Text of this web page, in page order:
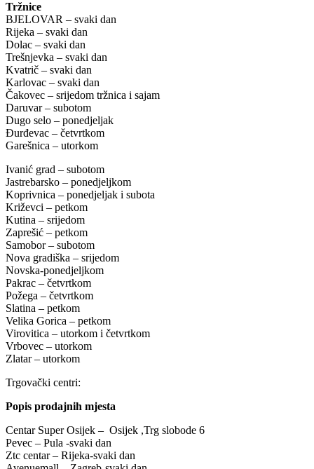
Tržnice
BJELOVAR – svaki dan
Rijeka – svaki dan
Dolac – svaki dan
Trešnjevka – svaki dan
Kvatrič – svaki dan
Karlovac – svaki dan
Čakovec – srijedom tržnica i sajam
Daruvar – subotom
Dugo selo – ponedjeljak
Đurđevac – četvrtkom
Garešnica – utorkom
Ivanić grad – subotom
Jastrebarsko – ponedjeljkom
Koprivnica – ponedjeljak i subota
Križevci – petkom
Kutina – srijedom
Zaprešić – petkom
Samobor – subotom
Nova gradiška – srijedom
Novska-ponedjeljkom
Pakrac – četvrtkom
Požega – četvrtkom
Slatina – petkom
Velika Gorica – petkom
Virovitica – utorkom i četvrtkom
Vrbovec – utorkom
Zlatar – utorkom
Trgovački centri:
Popis prodajnih mjesta
Centar Super Osijek – Osijek ,Trg slobode 6
Pevec – Pula -svaki dan
Ztc centar – Rijeka-svaki dan